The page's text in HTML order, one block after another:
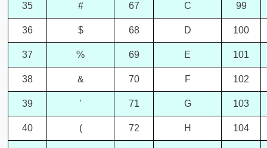
35 # 67 C 99
36 $ 68 D 100
37 % 69 E 101
38 & 70 F 102
39 ' 71 G 103
40 ( 72 H 104